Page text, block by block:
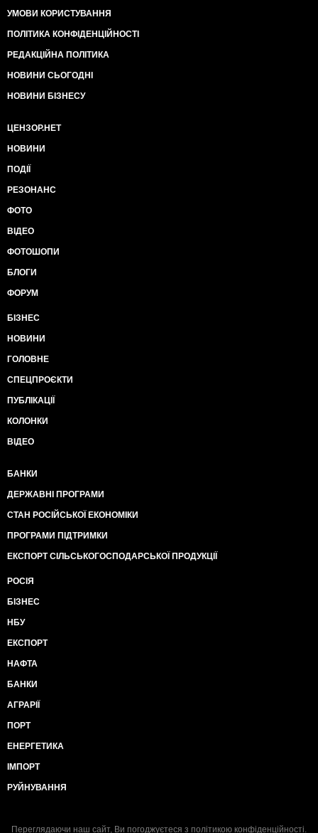
УМОВИ КОРИСТУВАННЯ
ПОЛІТИКА КОНФІДЕНЦІЙНОСТІ
РЕДАКЦІЙНА ПОЛІТИКА
НОВИНИ СЬОГОДНІ
НОВИНИ БІЗНЕСУ
ЦЕНЗОР.НЕТ
НОВИНИ
ПОДІЇ
РЕЗОНАНС
ФОТО
ВІДЕО
ФОТОШОПИ
БЛОГИ
ФОРУМ
БІЗНЕС
НОВИНИ
ГОЛОВНЕ
СПЕЦПРОЄКТИ
ПУБЛІКАЦІЇ
КОЛОНКИ
ВІДЕО
БАНКИ
ДЕРЖАВНІ ПРОГРАМИ
СТАН РОСІЙСЬКОЇ ЕКОНОМІКИ
ПРОГРАМИ ПІДТРИМКИ
ЕКСПОРТ СІЛЬСЬКОГОСПОДАРСЬКОЇ ПРОДУКЦІЇ
РОСІЯ
БІЗНЕС
НБУ
ЕКСПОРТ
НАФТА
БАНКИ
АГРАРІЇ
ПОРТ
ЕНЕРГЕТИКА
ІМПОРТ
РУЙНУВАННЯ
Переглядаючи наш сайт, Ви погоджуєтеся з політикою конфіденційності.